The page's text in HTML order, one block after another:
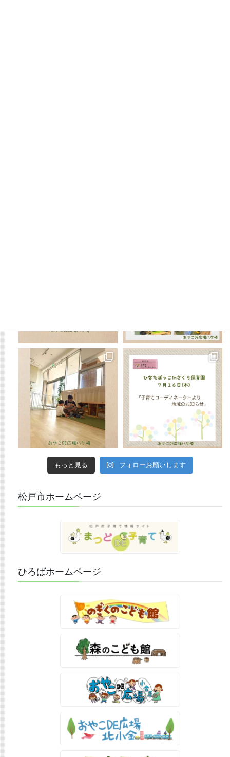
もっと見る フォローお願いします
松戸市ホームページ
ひろばホームページ